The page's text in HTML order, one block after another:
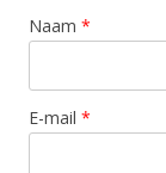
Naam *
E-mail *